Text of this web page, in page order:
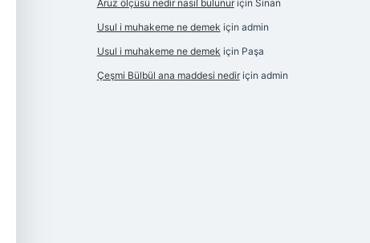
Aruz ölçüsü nedir nasıl bulunuriçin Sinan
Usul i muhakeme ne demek için admin
Usul i muhakeme ne demek için Paşa
Çeşmi Bülbül ana maddesi nediriçin admin